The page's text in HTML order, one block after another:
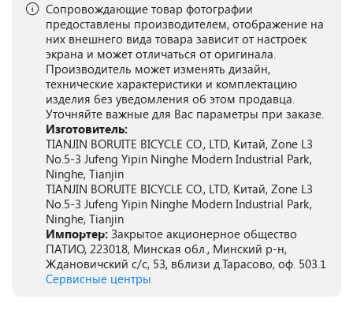
Сопровождающие товар фотографии
предоставлены производителем, отображение на
них внешнего вида товара зависит от настроек
экрана и может отличаться от оригинала.
Производитель может изменять дизайн,
технические характеристики и комплектацию
изделия без уведомления об этом продавца.
Уточняйте важные для Вас параметры при заказе.
Изготовитель:
TIANJIN BORUITE BICYCLE CO., LTD, Китай, Zone L3
No.5-3 Jufeng Yipin Ninghe Modern Industrial Park,
Ninghe, Tianjin
TIANJIN BORUITE BICYCLE CO., LTD, Китай, Zone L3
No.5-3 Jufeng Yipin Ninghe Modern Industrial Park,
Ninghe, Tianjin
Импортер: Закрытое акционерное общество
ПАТИО, 223018, Минская обл., Минский р-н,
Ждановичский с/с, 53, вблизи д.Тарасово, оф. 503.1
Сервисные центры